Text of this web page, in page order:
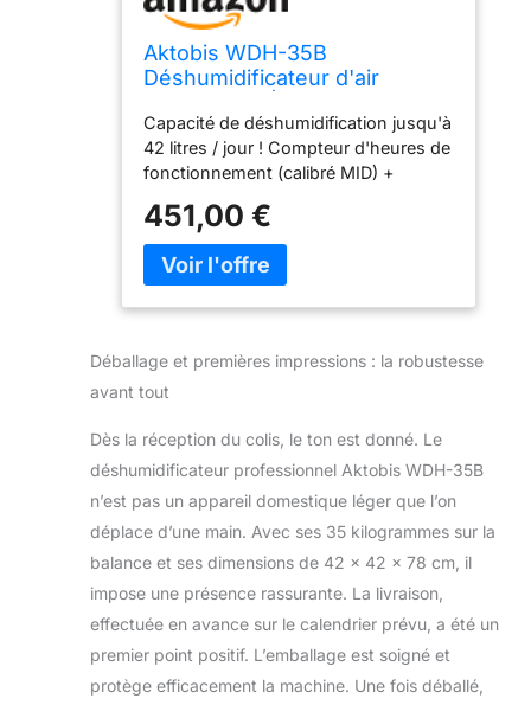
Aktobis WDH-35B
Déshumidificateur d'air
Capacité de déshumidification jusqu'à
42 litres / jour ! Compteur d'heures de
fonctionnement (calibré MID) +
fonctionnement ! Poursuite
automatique du fonctionnement
après une panne de courant + Equipé
Fonction de dégivrage professionnel
automatique + Auto-Stop lorsque le
Mobilité très facile grâce aux poignées
de transport et aux grands pneus de
roulement pour une conduite sûre sur
les marches et les terrains accidentés
! Réservoir de condensat amovible +
Possibilité de raccorder un tuyau pour
l'évacuation sans fin du condensat +
Boîtier/châssis métallique à
revêtement en poudre !
451,00 €
Déballage et premières impressions : la robustesse
avant tout
Dès la réception du colis, le ton est donné. Le
déshumidificateur professionnel Aktobis WDH-35B
n’est pas un appareil domestique léger que l’on
déplace d’une main. Avec ses 35 kilogrammes sur la
balance et ses dimensions de 42 x 42 x 78 cm, il
impose une présence rassurante. La livraison,
effectuée en avance sur le calendrier prévu, a été un
premier point positif. L’emballage est soigné et
protège efficacement la machine. Une fois déballé,